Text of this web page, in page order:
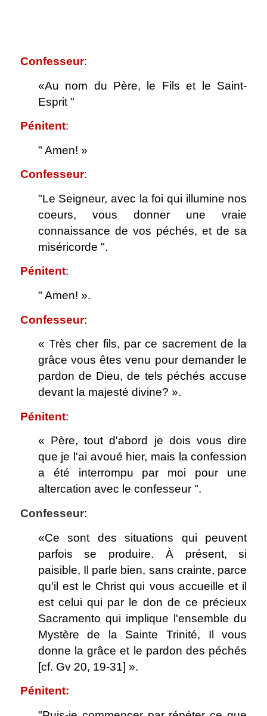
Confesseur:
«Au nom du Père, le Fils et le Saint-
Esprit "
Pénitent:
" Amen! »
Confesseur:
"Le Seigneur, avec la foi qui illumine nos
coeurs, vous donner une vraie
connaissance de vos péchés, et de sa
miséricorde ".
Pénitent:
" Amen! ».
Confesseur:
« Très cher fils, par ce sacrement de la
grâce vous êtes venu pour demander le
pardon de Dieu, de tels péchés accuse
devant la majesté divine? ».
Pénitent:
« Père, tout d'abord je dois vous dire
que je l'ai avoué hier, mais la confession
a été interrompu par moi pour une
altercation avec le confesseur ".
Confesseur:
«Ce sont des situations qui peuvent
parfois se produire. À présent, si
paisible, Il parle bien, sans crainte, parce
qu'il est le Christ qui vous accueille et il
est celui qui par le don de ce précieux
Sacramento qui implique l'ensemble du
Mystère de la Sainte Trinité, Il vous
donne la grâce et le pardon des péchés
[cf. Gv 20, 19-31] ».
Pénitent: